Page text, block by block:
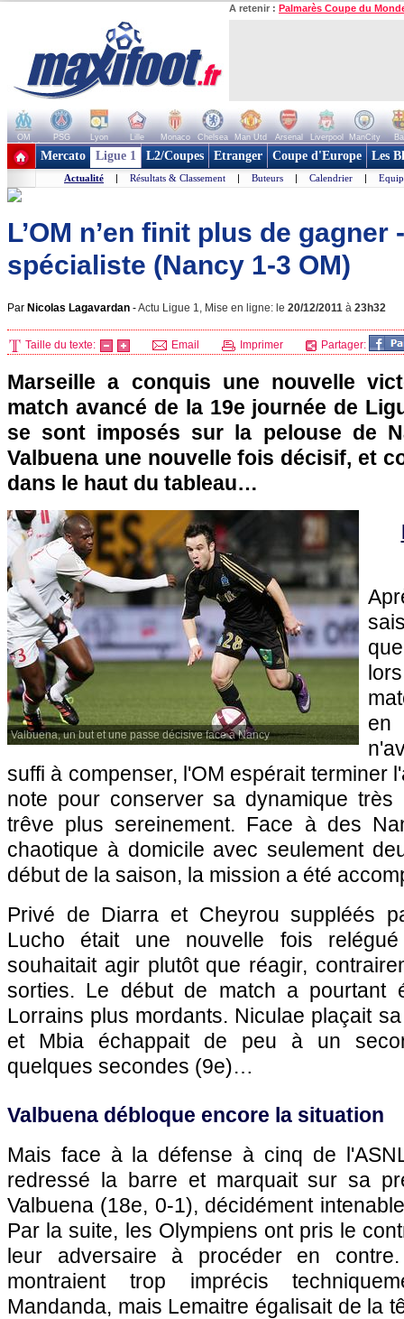
A retenir : Palmarès Coupe du
OM PSG Lyon Lille Monaco Chelsea Man Utd Arsenal Liverpool ManCity
+ de clubs
Mercato Ligue 1 L2/Coupes Etranger Coupe d'Europe Les
Actualité | Résultats & Classement | Buteurs | Calendrier |
L’OM n’en finit plus de gagner
spécialiste (Nancy 1-3 OM)
Par Nicolas Lagavardan -Actu Ligue 1, Mise en ligne: le 20/12/2011 à 23h32
Taille du texte: Email Imprimer Partager:
Marseille a conquis une nouvelle
match avancé de la 19e journée de
se sont imposés sur la pelouse de
Valbuena une nouvelle fois décisif, et
dans le haut du tableau…
Valbuena, un but et une passe décisive face à Nancy
en
suffi à compenser, l'OM espérait terminer
note pour conserver sa dynamique
trêve plus sereinement. Face à des
chaotique à domicile avec seulement
début de la saison, la mission a été
Privé de Diarra et Cheyrou suppléés
Lucho était une nouvelle fois
souhaitait agir plutôt que réagir,
sorties. Le début de match a pourtant
Lorrains plus mordants. Niculae plaçait
et Mbia échappait de peu à un
quelques secondes (9e)…
Valbuena débloque encore la situation
Mais face à la défense à cinq de
redressé la barre et marquait sur sa
Valbuena (18e, 0-1), décidément
Par la suite, les Olympiens ont pris le
leur adversaire à procéder en
montraient trop imprécis
Mandanda, mais Lemaitre égalisait de la